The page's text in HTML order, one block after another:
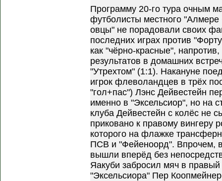
Программу 20-го тура очным
футболисты местного
овцы" не порадовали своих
последних играх против
как "чёрно-красные",
результатов в домашних
"Утрехтом" (1:1). Накануне
игрок флеволандцев в трёх
"гол+пас") Лэнс Дейвестейн
именно в "Эксельсиор", но на
клуба Дейвестейн с колёс не
приковано к правому вингеру
которого на флажке
ПСВ и "Фейеноорд". Впрочем, в
вышли вперёд без
Яакуби забросил мяч в
"Эксельсиора" Пер